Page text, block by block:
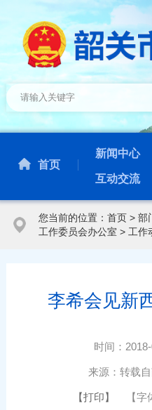
首页
新闻中心
互动交流
您当前的位置： 首页> 部
工作委员会办公室 > 工作
李希会见新
时间：
来源：转载
【打印】 【字